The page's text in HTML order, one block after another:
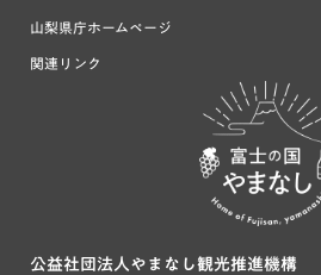
山梨県庁ホームページ
関連リンク
富士の国や
まなし
公益社団法人やまなし観光推進機構